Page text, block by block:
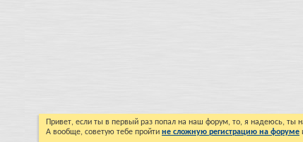
Привет, если ты в первый раз попал на наш форум, то, я надеюсь, ты
А вообще, советую тебе пройти не сложную регистрацию на форуме